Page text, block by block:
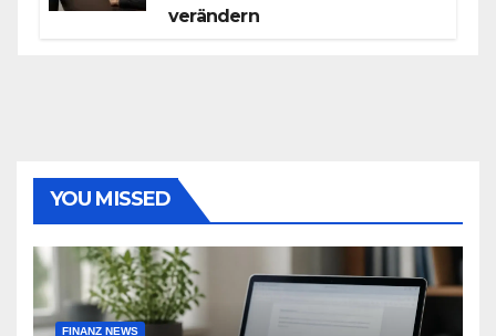
verändern
YOU MISSED
FINANZ NEWS